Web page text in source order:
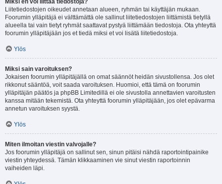
Miksi en voi liittää tiedostoja?
Liitetiedostojen oikeudet annetaan alueen, ryhmän tai käyttäjän mukaan.
Foorumin ylläpitäjä ei välttämättä ole sallinut liitetiedostojen liittämistä tietyllä
alueella tai vain tietyt ryhmät saattavat pystyä liittämään tiedostoja. Ota yhteyttä
foorumin ylläpitäjään jos et tiedä miksi et voi lisätä liitetiedostoja.
Ylös
Miksi sain varoituksen?
Jokaisen foorumin ylläpitäjällä on omat säännöt heidän sivustollensa. Jos olet
rikkonut sääntöä, voit saada varoituksen. Huomioi, että tämä on foorumin
ylläpitäjän päätös ja phpBB Limitedillä ei ole sivustolla annettavien varoitusten
kanssa mitään tekemistä. Ota yhteyttä foorumin ylläpitäjään, jos olet epävarma
annetun varoituksen syystä.
Ylös
Miten ilmoitan viestin valvojalle?
Jos foorumin ylläpitäjä on sallinut sen, sinun pitäisi nähdä raportointipainike
viestin yhteydessä. Tämän klikkaaminen vie sinut viestin raportoinnin
vaiheiden läpi.